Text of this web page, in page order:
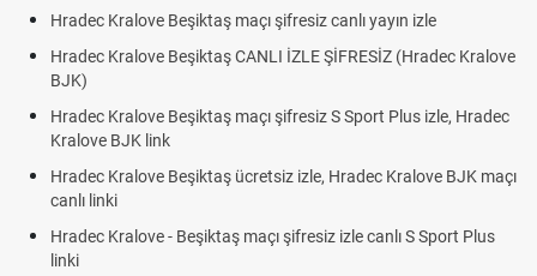
Hradec Kralove Beşiktaş maçı şifresiz canlı yayın izle
Hradec Kralove Beşiktaş CANLI İZLE ŞİFRESİZ (Hradec Kralove
BJK)
Hradec Kralove Beşiktaş maçı şifresiz S Sport Plus izle, Hradec
Kralove BJK link
Hradec Kralove Beşiktaş ücretsiz izle, Hradec Kralove BJK maçı
canlı linki
Hradec Kralove - Beşiktaş maçı şifresiz izle canlı S Sport Plus
linki